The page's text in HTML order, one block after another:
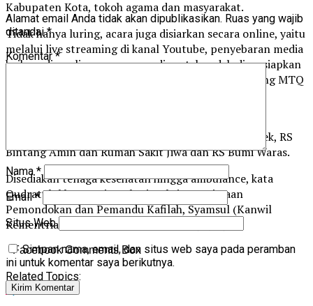
Kabupaten Kota, tokoh agama dan masyarakat.
Tidak hanya luring, acara juga disiarkan secara online, yaitu
melalui live streaming di kanal Youtube, penyebaran media
baik media online maupun media cetak sudah dipersiapkan
untuk info lebih lanjut maupun pemberitaan tentang MTQ
penutupan dari 4 rumah sakit: RSUD Abdoel Moeloek, RS
Bintang Amin dan Rumah Sakit Jiwa dan RS Bumi Waras.
Disediakan tenaga kesehatan hingga ambulance, kata
Qudratul Ikhwan. Disepakati, Seksi Penerimaan
Pemondokan dan Pemandu Kafilah, Syamsul (Kanwil
Kementrian Agama Provinsi Lampung). (rls)
Facebook Comments Box
Related Topics:
Up Next
Alamat email Anda tidak akan dipublikasikan. Ruas yang wajib
ditandai*
Komentar*
Nama *
Email*
Situs Web
Simpan nama, email, dan situs web saya pada peramban
ini untuk komentar saya berikutnya.